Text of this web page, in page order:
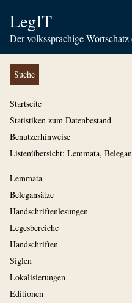
LegIT
Der volkssprachige
Suche
Startseite
Statistiken zum Datenbestand
Benutzerhinweise
Listenübersicht: Lemmata,
Lemmata
Belegansätze
Handschriftenlesungen
Legesbereiche
Handschriften
Siglen
Lokalisierungen
Editionen